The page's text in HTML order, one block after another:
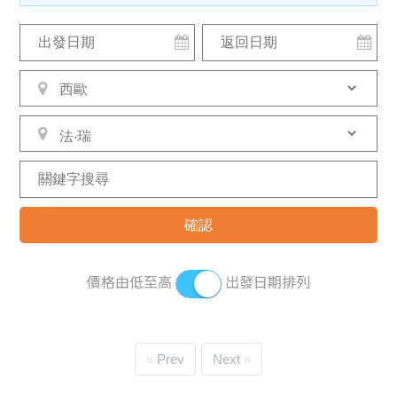
價格由低至高 出發日期排列
Prev Next